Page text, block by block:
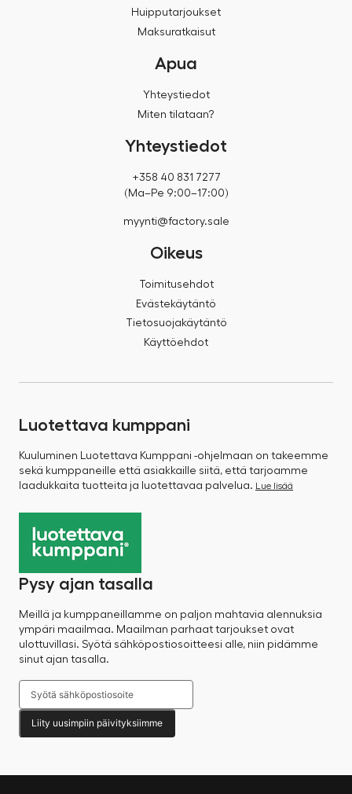
Huipputarjoukset
Maksuratkaisut
Apua
Yhteystiedot
Miten tilataan?
Yhteystiedot
+358 40 831 7277
(Ma–Pe 9:00–17:00)
myynti@factory.sale
Oikeus
Toimitusehdot
Evästekäytäntö
Tietosuojakäytäntö
Käyttöehdot
Luotettava kumppani
Kuuluminen Luotettava Kumppani -ohjelmaan on takeemme
sekä kumppaneille että asiakkaille siitä, että tarjoamme
laadukkaita tuotteita ja luotettavaa palvelua.
Lue lisää
Pysy ajan tasalla
Meillä ja kumppaneillamme on paljon mahtavia alennuksia
ympäri maailmaa. Maailman parhaat tarjoukset ovat
ulottuvillasi. Syötä sähköpostiosoitteesi alle, niin pidämme
sinut ajan tasalla.
Liity uusimpiin päivityksiimme